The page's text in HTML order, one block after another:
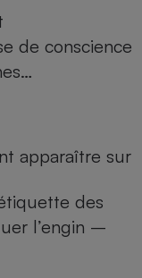
de conscience
apparaître sur
des
l’engin –